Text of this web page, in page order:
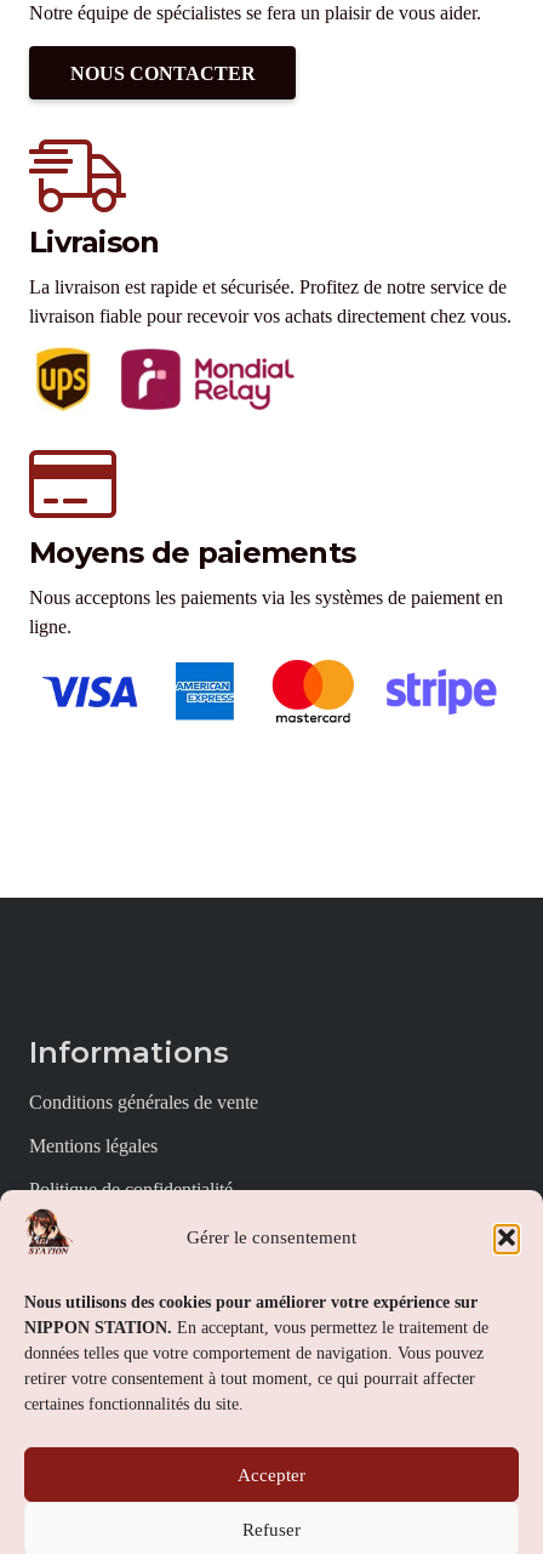
Gérer le consentement
Nous utilisons des cookies pour améliorer votre expérience sur
NIPPON STATION. En acceptant, vous permettez le traitement de
données telles que votre comportement de navigation. Vous pouvez
retirer votre consentement à tout moment, ce qui pourrait affecter
certaines fonctionnalités du site.
Accepter
Refuser
Notre équipe de spécialistes se fera un plaisir de vous aider.
NOUS CONTACTER
Livraison
La livraison est rapide et sécurisée. Profitez de notre service de
livraison fiable pour recevoir vos achats directement chez vous.
Moyens de paiements
Nous acceptons les paiements via les systèmes de paiement en
ligne.
Informations
Conditions générales de vente
Mentions légales
Politique de confidentialité
Politique de cookies (UE)
Nippon Station
À propos
FAQs
Contact